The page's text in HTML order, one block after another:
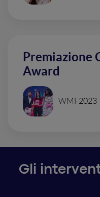
Premiazione
Award
WMF2023
Gli